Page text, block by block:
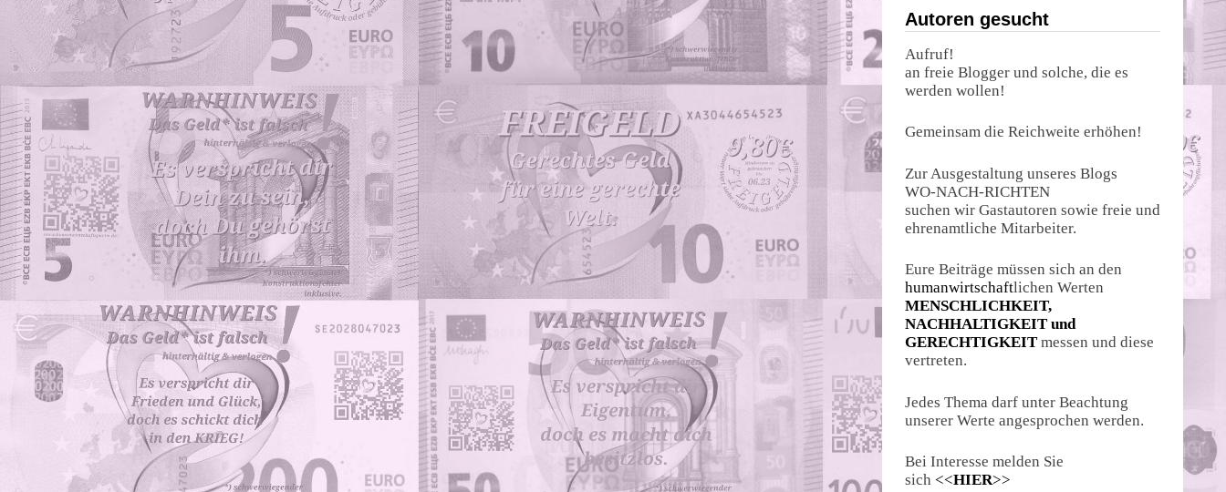
Autoren gesucht
Aufruf!
an freie Blogger und solche, die es
werden wollen!
Gemeinsam die Reichweite erhöhen!
Zur Ausgestaltung unseres Blogs
WO-NACH-RICHTEN
suchen wir Gastautoren sowie freie und
ehrenamtliche Mitarbeiter.
Eure Beiträge müssen sich an den
humanwirtschaftlichen Werten
MENSCHLICHKEIT,
NACHHALTIGKEIT und
GERECHTIGKEIT messen und diese
vertreten.
Jedes Thema darf unter Beachtung
unserer Werte angesprochen werden.
Bei Interesse melden Sie
sich <<HIER>>